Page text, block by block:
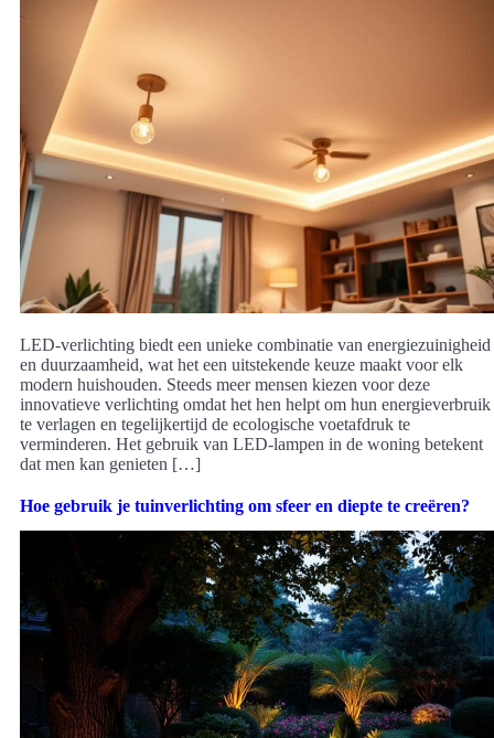
LED-verlichting biedt een unieke combinatie van energiezuinigheid
en duurzaamheid, wat het een uitstekende keuze maakt voor elk
modern huishouden. Steeds meer mensen kiezen voor deze
innovatieve verlichting omdat het hen helpt om hun energieverbruik
te verlagen en tegelijkertijd de ecologische voetafdruk te
verminderen. Het gebruik van LED-lampen in de woning betekent
dat men kan genieten […]
Hoe gebruik je tuinverlichting om sfeer en diepte te creëren?